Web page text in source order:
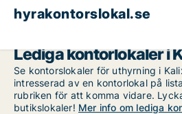
hyrakontorslokal.se
Lediga kontorlokaler i
Se kontorslokaler för uthyrning i
intresserad av en kontorlokal på
rubriken för att komma vidare.
butikslokaler! Mer info om lediga